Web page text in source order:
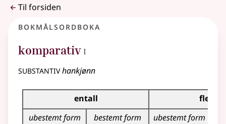
Til forsiden
Bokmålsordboka
komparativ 1
I
substantivhankjønn
Bøyingstabell for dette substantivet
entall
flertall
ubestemt form
bestemt form ubestemt form